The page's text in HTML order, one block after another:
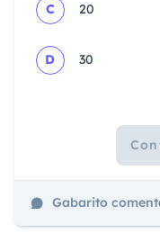
C 20
D 30
Gabarito